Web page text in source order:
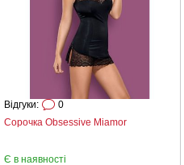
Сорочка Obsessive Miamor
Відгуки: 0
Є в наявності